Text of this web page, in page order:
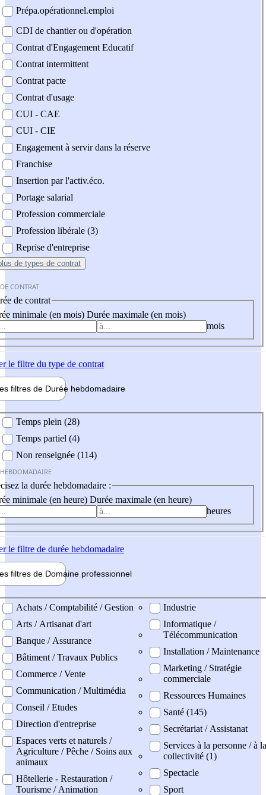
Prépa.opérationnel.emploi
CDI de chantier ou d'opération
Contrat d'Engagement Educatif
Contrat intermittent
Contrat pacte
Contrat d'usage
CUI - CAE
CUI - CIE
Engagement à servir dans la réserve
Franchise
Insertion par l'activ.éco.
Portage salarial
Profession commerciale
Profession libérale (3)
Reprise d'entreprise
de types de contrat
CONTRAT
de contrat
minimale (en mois) Durée maximale (en mois)
mois
le filtre du type de contrat
filtres de Durée hebdomadaire
Temps plein (28)
Temps partiel (4)
Non renseignée (114)
la durée hebdomadaire :
minimale (en heure) Durée maximale (en heure)
heures
le filtre de durée hebdomadaire
filtres de Domaine professionnel
professionel
Achats / Comptabilité / Gestion
Arts / Artisanat d'art
Banque / Assurance
Bâtiment / Travaux Publics
Commerce / Vente
Communication / Multimédia
Conseil / Etudes
Direction d'entreprise
Espaces verts et naturels /
Agriculture / Pêche / Soins aux
animaux
Hôtellerie - Restauration /
Tourisme / Animation
Industrie
Informatique /
Télécommunication
Installation / Maintenance
Marketing / Stratégie
commerciale
Ressources Humaines
Santé (145)
Secrétariat / Assistanat
Services à la personne / à la
collectivité (1)
Spectacle
Sport